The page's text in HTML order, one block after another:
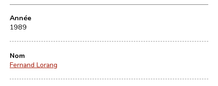
Année
1989
Nom
Fernand Lorang